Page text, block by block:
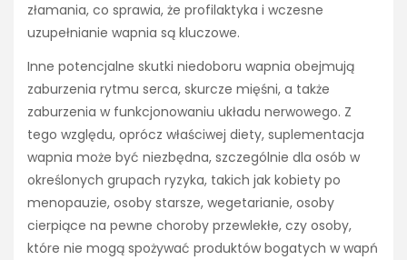
złamania, co sprawia, że profilaktyka i wczesne
uzupełnianie wapnia są kluczowe.
Inne potencjalne skutki niedoboru wapnia obejmują
zaburzenia rytmu serca, skurcze mięśni, a także
zaburzenia w funkcjonowaniu układu nerwowego. Z
tego względu, oprócz właściwej diety, suplementacja
wapnia może być niezbędna, szczególnie dla osób w
określonych grupach ryzyka, takich jak kobiety po
menopauzie, osoby starsze, wegetarianie, osoby
cierpiące na pewne choroby przewlekłe, czy osoby,
które nie mogą spożywać produktów bogatych w wapń